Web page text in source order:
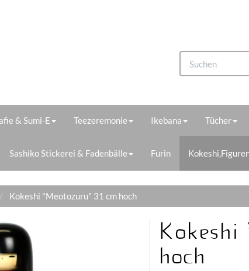
& Sumi-E Teezeremonie Ikebana Tücher
Sashiko Stickerei & Fadenbälle Furin
Kokeshi "Meotozuru" 31 cm hoch
Kokeshi
hoch